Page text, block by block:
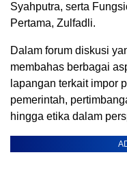
Syahputra, serta
Pertama, Zulfadli.
Dalam forum diskusi
membahas berbagai
lapangan terkait impor
pemerintah,
hingga etika dalam